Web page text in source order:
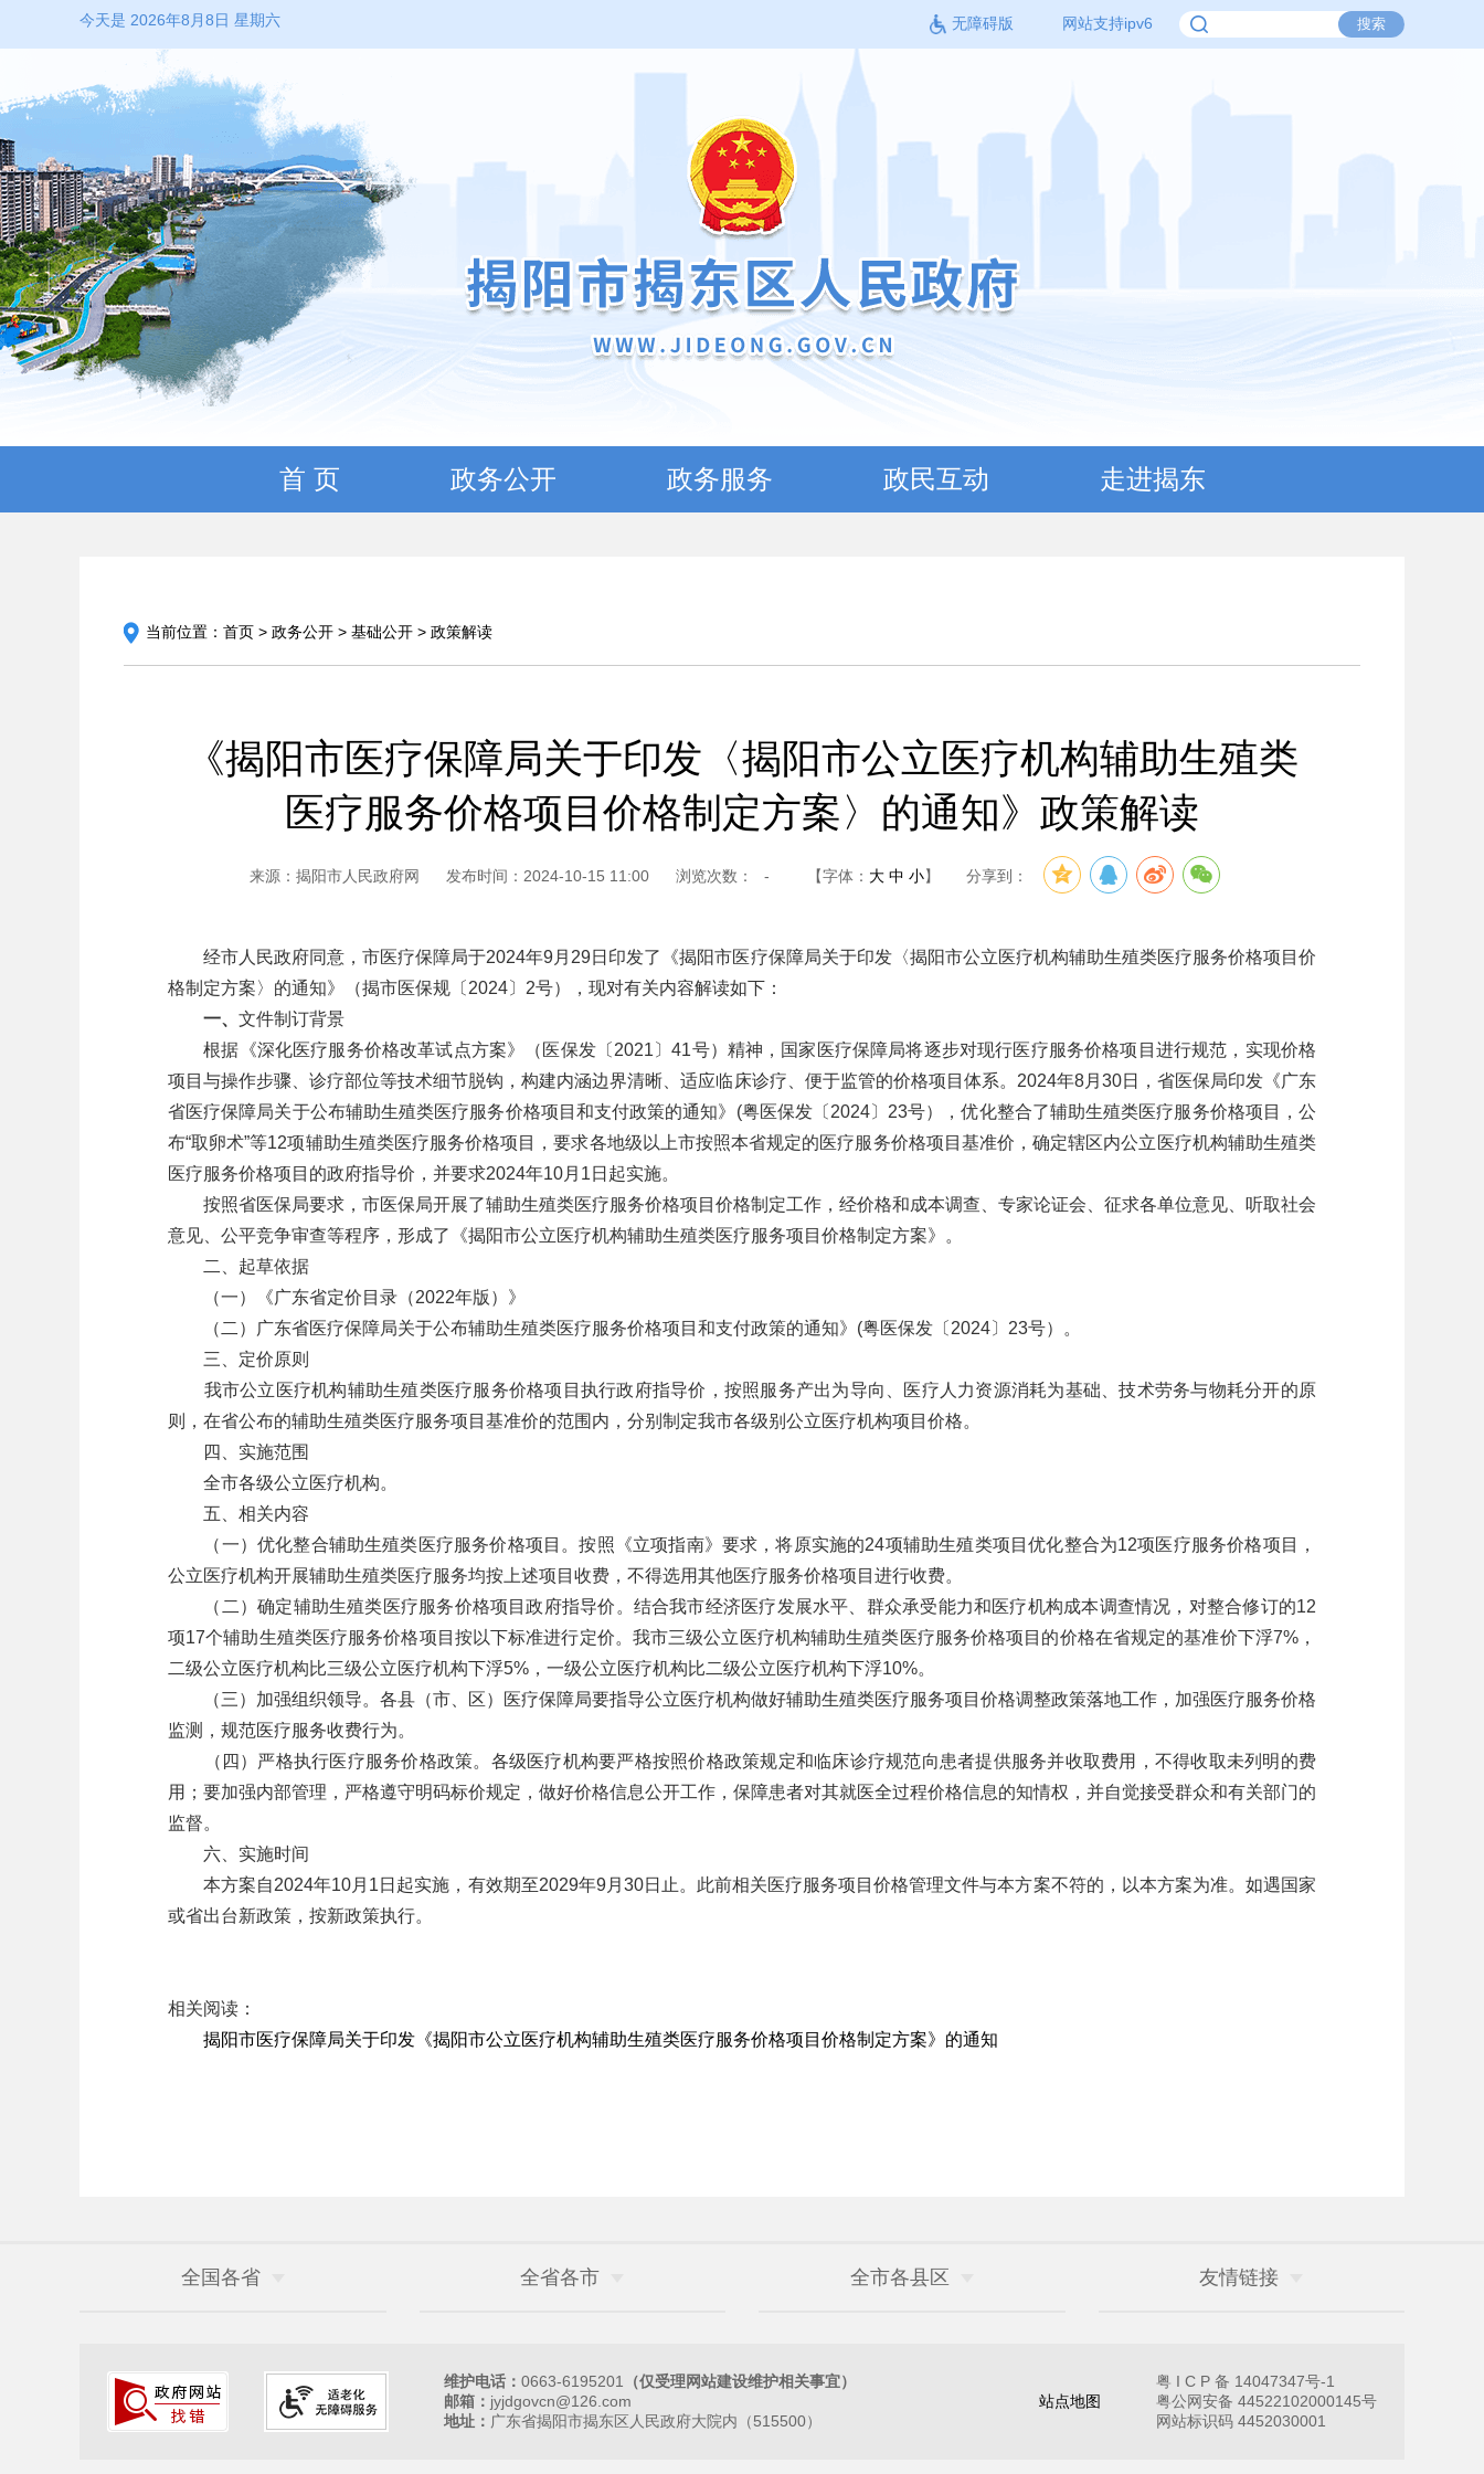
今天是 2026年8月8日 星期六 无障碍版 网站支持ipv6
首 页 政务公开 政务服务 政民互动 走进揭东
当前位置： 首页 > 政务公开 > 基础公开 > 政策解读
《揭阳市医疗保障局关于印发〈揭阳市公立医疗机构辅助生殖类
医疗服务价格项目价格制定方案〉的通知》政策解读
来源：揭阳市人民政府网 发布时间：2024-10-15 11:00 浏览次数： - 【字体： 大 中 小】 分享到：
经市人民政府同意，市医疗保障局于2024年9月29日印发了《揭阳市医疗保障局关于印发〈揭阳市公立医疗机构辅助生殖类医疗服务价格项目价
格制定方案〉的通知》（揭市医保规〔2024〕2号），现对有关内容解读如下：
一、 文件制订背景
根据《深化医疗服务价格改革试点方案》（医保发〔2021〕41号）精神，国家医疗保障局将逐步对现行医疗服务价格项目进行规范，实现价格
项目与操作步骤、诊疗部位等技术细节脱钩，构建内涵边界清晰、适应临床诊疗、便于监管的价格项目体系。2024年8月30日，省医保局印发《广东
省医疗保障局关于公布辅助生殖类医疗服务价格项目和支付政策的通知》(粤医保发〔2024〕23号），优化整合了辅助生殖类医疗服务价格项目，公
布“取卵术”等12项辅助生殖类医疗服务价格项目，要求各地级以上市按照本省规定的医疗服务价格项目基准价，确定辖区内公立医疗机构辅助生殖类
医疗服务价格项目的政府指导价，并要求2024年10月1日起实施。
按照省医保局要求，市医保局开展了辅助生殖类医疗服务价格项目价格制定工作，经价格和成本调查、专家论证会、征求各单位意见、听取社会
意见、公平竞争审查等程序，形成了《揭阳市公立医疗机构辅助生殖类医疗服务项目价格制定方案》。
二、起草依据
（一）《广东省定价目录（2022年版）》
（二）广东省医疗保障局关于公布辅助生殖类医疗服务价格项目和支付政策的通知》(粤医保发〔2024〕23号）。
三、定价原则
我市公立医疗机构辅助生殖类医疗服务价格项目执行政府指导价，按照服务产出为导向、医疗人力资源消耗为基础、技术劳务与物耗分开的原
则，在省公布的辅助生殖类医疗服务项目基准价的范围内，分别制定我市各级别公立医疗机构项目价格。
四、实施范围
全市各级公立医疗机构。
五、相关内容
（一）优化整合辅助生殖类医疗服务价格项目。按照《立项指南》要求，将原实施的24项辅助生殖类项目优化整合为12项医疗服务价格项目，
公立医疗机构开展辅助生殖类医疗服务均按上述项目收费，不得选用其他医疗服务价格项目进行收费。
（二）确定辅助生殖类医疗服务价格项目政府指导价。结合我市经济医疗发展水平、群众承受能力和医疗机构成本调查情况，对整合修订的12
项17个辅助生殖类医疗服务价格项目按以下标准进行定价。我市三级公立医疗机构辅助生殖类医疗服务价格项目的价格在省规定的基准价下浮7%，
二级公立医疗机构比三级公立医疗机构下浮5%，一级公立医疗机构比二级公立医疗机构下浮10%。
（三）加强组织领导。各县（市、区）医疗保障局要指导公立医疗机构做好辅助生殖类医疗服务项目价格调整政策落地工作，加强医疗服务价格
监测，规范医疗服务收费行为。
（四）严格执行医疗服务价格政策。各级医疗机构要严格按照价格政策规定和临床诊疗规范向患者提供服务并收取费用，不得收取未列明的费
用；要加强内部管理，严格遵守明码标价规定，做好价格信息公开工作，保障患者对其就医全过程价格信息的知情权，并自觉接受群众和有关部门的
监督。
六、实施时间
本方案自2024年10月1日起实施，有效期至2029年9月30日止。此前相关医疗服务项目价格管理文件与本方案不符的，以本方案为准。如遇国家
或省出台新政策，按新政策执行。
相关阅读：
揭阳市医疗保障局关于印发《揭阳市公立医疗机构辅助生殖类医疗服务价格项目价格制定方案》的通知
全国各省 全省各市 全市各县区 友情链接
维护电话： 0663-6195201
（仅受理网站建设维护相关事宜）
邮箱： jyjdgovcn@126.com
地址： 广东省揭阳市揭东区人民政府大院内（515500）
站点地图
粤 I C P 备 14047347号-1
粤公网安备 44522102000145号
网站标识码 4452030001